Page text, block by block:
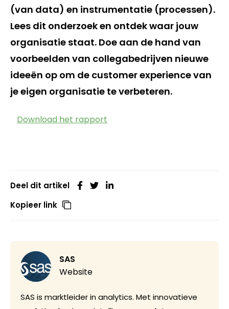
(van data) en instrumentatie (processen).
Lees dit onderzoek en ontdek waar jouw
organisatie staat. Doe aan de hand van
voorbeelden van collegabedrijven nieuwe
ideeën op om de customer experience van
je eigen organisatie te verbeteren.
Download het rapport
Deel dit artikel
Kopieer link
SAS
Website
SAS is marktleider in analytics. Met innovatieve